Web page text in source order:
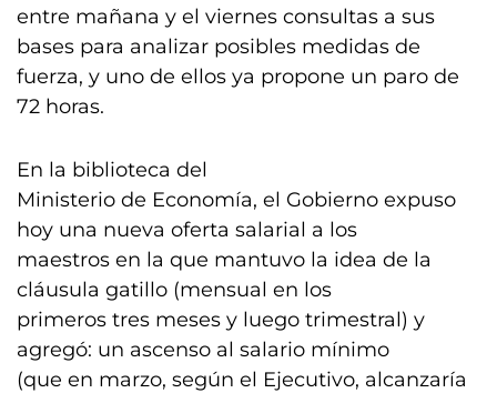
entre mañana y el viernes consultas a sus
bases para analizar posibles medidas de
fuerza, y uno de ellos ya propone un paro de
72 horas.
En la biblioteca del
Ministerio de Economía, el Gobierno expuso
hoy una nueva oferta salarial a los
maestros en la que mantuvo la idea de la
cláusula gatillo (mensual en los
primeros tres meses y luego trimestral) y
agregó: un ascenso al salario mínimo
(que en marzo, según el Ejecutivo, alcanzaría